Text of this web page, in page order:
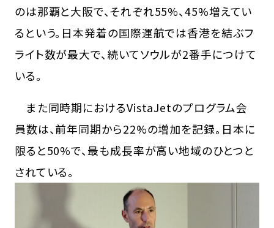
のは那覇と大阪で、それぞれ55%、45%増えてい
るという。日本発着の国際運航では香港を結ぶフ
ライト数が最大で、続いてソウルが2番手につけて
いる。
また同時期におけるVistaJetのプログラム会
員数は、前年同期から22%の増加を記録。日本に
限ると50%で、最も成長率が高い地域のひとつと
されている。